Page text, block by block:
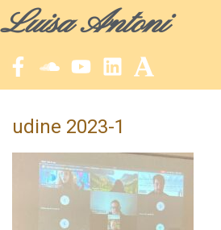
Luisa Antoni
udine 2023-1